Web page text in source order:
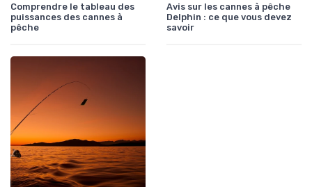
Comprendre le tableau des
puissances des cannes à
pêche
Avis sur les cannes à pêche
Delphin : ce que vous devez
savoir